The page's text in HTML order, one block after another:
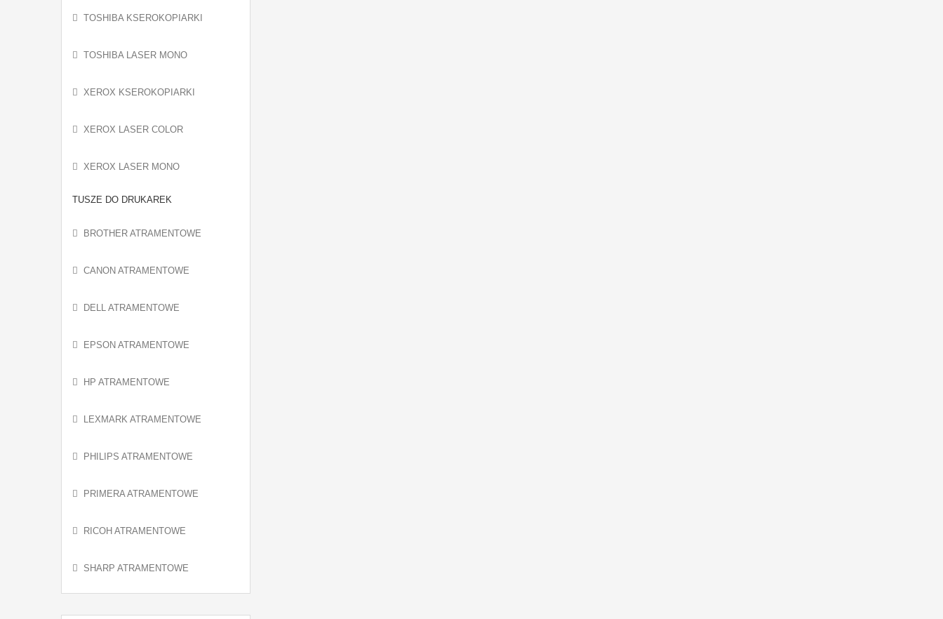
TOSHIBA KSEROKOPIARKI
TOSHIBA LASER MONO
XEROX KSEROKOPIARKI
XEROX LASER COLOR
XEROX LASER MONO
TUSZE DO DRUKAREK
BROTHER ATRAMENTOWE
CANON ATRAMENTOWE
DELL ATRAMENTOWE
EPSON ATRAMENTOWE
HP ATRAMENTOWE
LEXMARK ATRAMENTOWE
PHILIPS ATRAMENTOWE
PRIMERA ATRAMENTOWE
RICOH ATRAMENTOWE
SHARP ATRAMENTOWE